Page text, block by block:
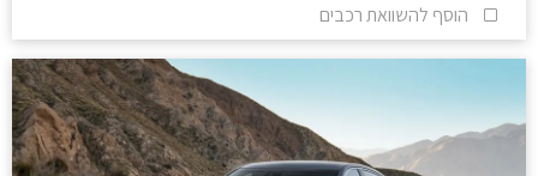
הוסף להשוואת רכבים